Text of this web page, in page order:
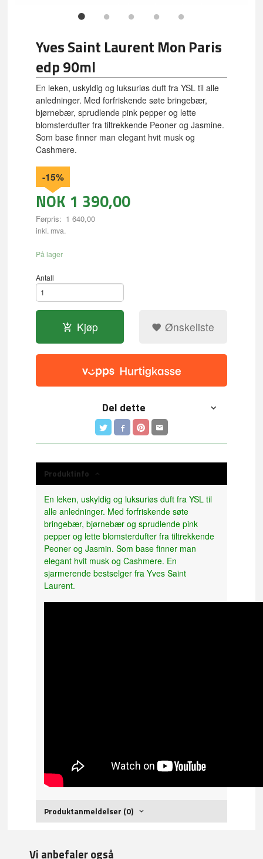
Yves Saint Laurent Mon Paris
edp 90ml
En leken, uskyldig og luksuriøs duft fra YSL til alle
anledninger. Med forfriskende søte bringebær,
bjørnebær, sprudlende pink pepper og lette
blomsterdufter fra tiltrekkende Peoner og Jasmine.
Som base finner man elegant hvit musk og
Cashmere.
NOK 1 390,00
Førpris: 1 640,00
Rabatt
-15%
inkl. mva.
På lager
Antall
Kjøp Ønskeliste
Del dette
Produktinfo
En leken, uskyldig og luksuriøs duft fra YSL til
alle anledninger. Med forfriskende søte
bringebær, bjørnebær og sprudlende pink
pepper og lette blomsterdufter fra tiltrekkende
Peoner og Jasmin. Som base finner man
elegant hvit musk og Cashmere. En
sjarmerende bestselger fra Yves Saint
Laurent.
Produktanmeldelser (0)
Vi anbefaler også